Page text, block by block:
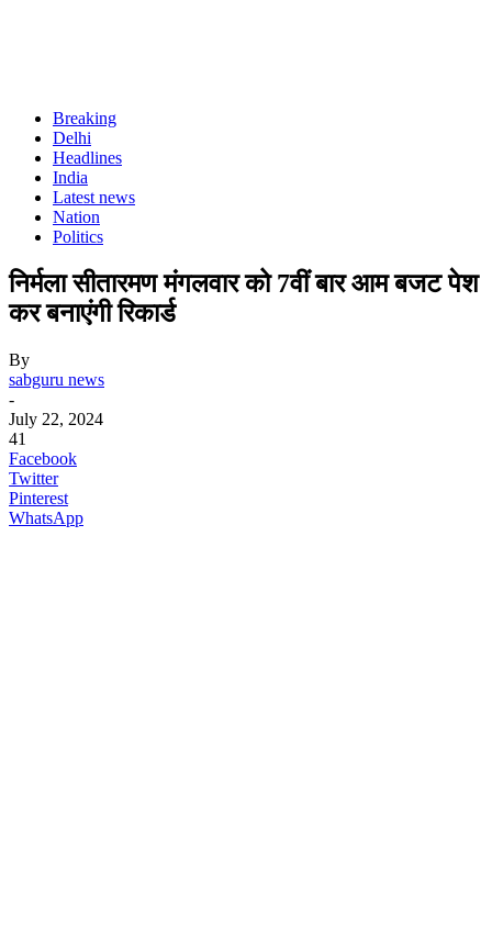
Breaking
Delhi
Headlines
India
Latest news
Nation
Politics
निर्मला सीतारमण मंगलवार को 7वीं बार आम बजट पेश
कर बनाएंगी रिकार्ड
By
sabguru news
-
July 22, 2024
41
Facebook
Twitter
Pinterest
WhatsApp